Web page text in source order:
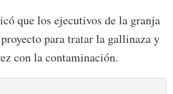
que los ejecutivos de la granja
para tratar la gallinaza y
con la contaminación.